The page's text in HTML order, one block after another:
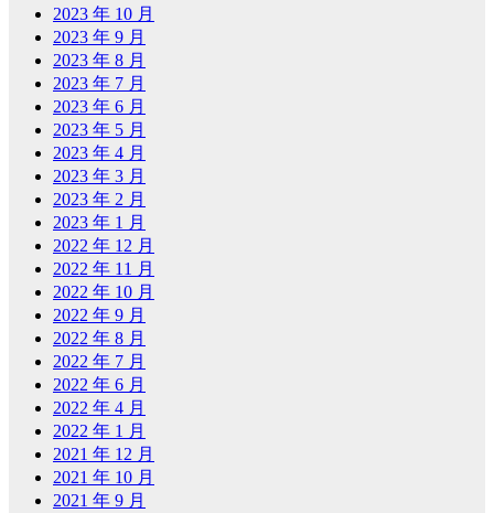
2023 年 10 月
2023 年 9 月
2023 年 8 月
2023 年 7 月
2023 年 6 月
2023 年 5 月
2023 年 4 月
2023 年 3 月
2023 年 2 月
2023 年 1 月
2022 年 12 月
2022 年 11 月
2022 年 10 月
2022 年 9 月
2022 年 8 月
2022 年 7 月
2022 年 6 月
2022 年 4 月
2022 年 1 月
2021 年 12 月
2021 年 10 月
2021 年 9 月